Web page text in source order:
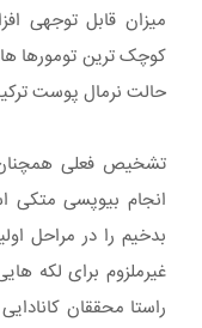
میزان قابل توجهی
کوچک ترین تومورها
حالت نرمال پوست
تشخیص فعلی
انجام بیوپسی
بدخیم را در مراحل
غیرملزوم برای لکه
راستا محققان